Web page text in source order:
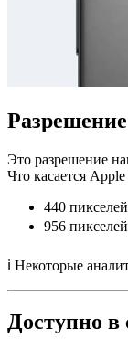
Это разрешение
Что касается
440 пикселей
956 пикселей
ℹ️ Некоторые
Доступно в